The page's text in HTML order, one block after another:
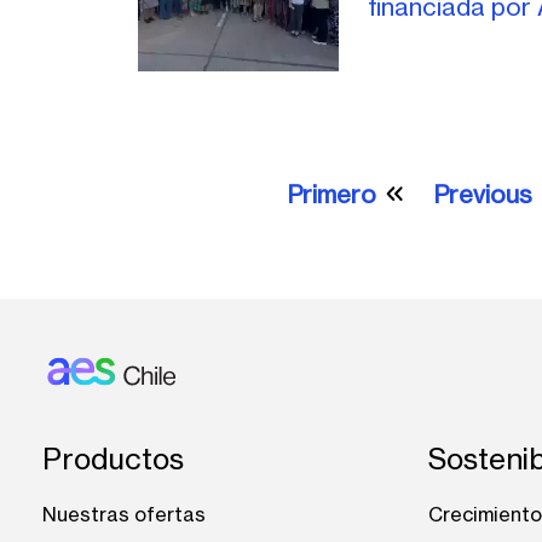
financiada por
Primera página
Primero Previous
Productos
Nuestras ofertas